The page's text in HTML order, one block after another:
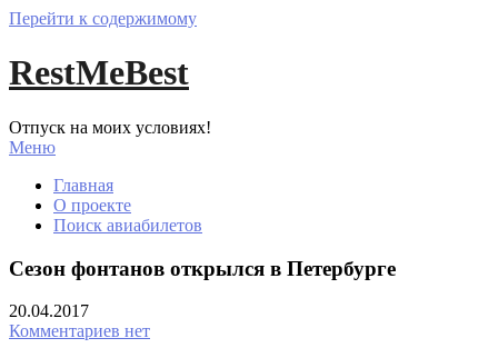
Перейти к содержимому
RestMeBest
Отпуск на моих условиях!
Меню
Главная
О проекте
Поиск авиабилетов
Сезон фонтанов открылся в Петербурге
20.04.2017
Комментариев нет